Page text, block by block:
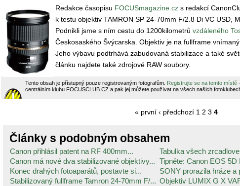
Redakce časopisu FOCUSmagazine.cz s redakcí
k testu objektiv TAMRON SP 24-70mm F/2.8 Di VC USD,
Podnikli jsme s ním cestu do 1200kilometrů vzdáleného
Českosaského Švýcarska. Objektiv je na fullframe
Jeho výbavu podtrhává zabudovaná stabilizace a také
článku najdete také zdrojové RAW soubory.
Tento obsah je přístupný pouze registrovaným fotografům. Registrujte se na tomto místě
centrálním klubu FOCUSCLUB.CZ a pak jej můžete používat na všech našich
« první ‹ předchozí 1 2 3 4
Články s podobným obsahem
Canon přihlásil patent na RF 400mm...
Tabulka všech
Canon má nové dva stabilizované objektivy... Tipněte: Canon EOS
Konec drahých fotoaparátů, postavte si...
SONY prorazila hráze a
Stabilizovaný fullframe Tamron 24-70mm F/... Objektiv LUMIX G X